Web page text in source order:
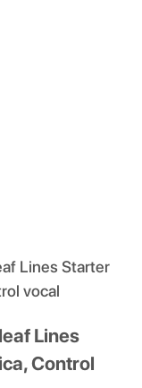
Lines Starter
vocal
Lines
Control